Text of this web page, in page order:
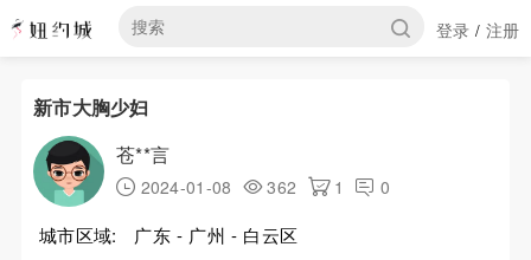
登录 / 注册
新市大胸少妇
苍**言
2024-01-08 362 1 0
城市区域:
广东 - 广州 - 白云区